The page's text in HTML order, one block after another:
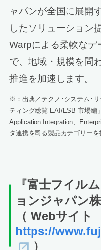
ャパンが全国に展開
したソリューション
Warpによる柔軟なデ
で、地域・規模を問
推進を加速します。
※：出典／テクノ･システム･
ティング総覧 EAI/ESB 市場編
Application Integration、
タ連携を司る製品カテゴリーを
『富士フイル
ョンジャパン
（ Webサイト
https://
）